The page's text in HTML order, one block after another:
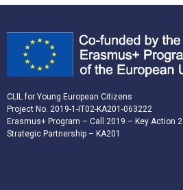
CLIL for Young European Citizens
Project No. 2019-1-IT02-KA201-063222
Erasmus+ Program – Call 2019 – Key Action 2
Strategic Partnership – KA201